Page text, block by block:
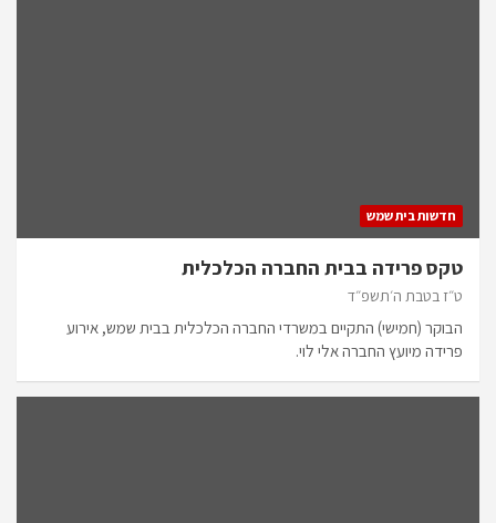
חדשות בית שמש
טקס פרידה בבית החברה הכלכלית
ט״ז בטבת ה׳תשפ״ד
הבוקר (חמישי) התקיים במשרדי החברה הכלכלית בבית שמש, אירוע
פרידה מיועץ החברה אלי לוי.